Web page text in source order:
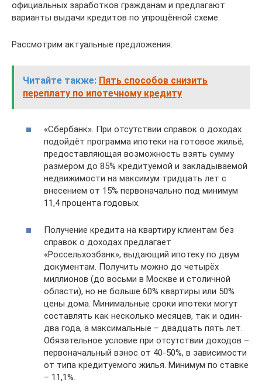
официальных заработков гражданам и предлагают
варианты выдачи кредитов по упрощённой схеме.
Рассмотрим актуальные предложения:
Читайте также: Пять способов снизить
переплату по ипотечному кредиту
«Сбербанк». При отсутствии справок о доходах
подойдёт программа ипотеки на готовое жильё,
предоставляющая возможность взять сумму
размером до 85% кредитуемой и закладываемой
недвижимости на максимум тридцать лет с
внесением от 15% первоначально под минимум
11,4 процента годовых.
Получение кредита на квартиру клиентам без
справок о доходах предлагает
«Россельхозбанк», выдающий ипотеку по двум
документам. Получить можно до четырёх
миллионов (до восьми в Москве и столичной
области), но не больше 60% квартиры или 50%
цены дома. Минимальные сроки ипотеки могут
составлять как несколько месяцев, так и один-
два года, а максимальные – двадцать пять лет.
Обязательное условие при отсутствии доходов –
первоначальный взнос от 40-50%, в зависимости
от типа кредитуемого жилья. Минимум по ставке
– 11,1%.